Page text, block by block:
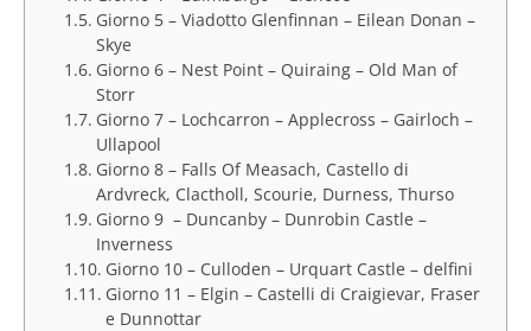
Giorno 5 – Viadotto Glenfinnan – Eilean Donan –
Skye
Giorno 6 – Nest Point – Quiraing – Old Man of
Storr
Giorno 7 – Lochcarron – Applecross – Gairloch –
Ullapool
Giorno 8 – Falls Of Measach, Castello di
Ardvreck, Clactholl, Scourie, Durness, Thurso
Giorno 9 – Duncanby – Dunrobin Castle –
Inverness
Giorno 10 – Culloden – Urquart Castle – delfini
Giorno 11 – Elgin – Castelli di Craigievar, Fraser
e Dunnottar